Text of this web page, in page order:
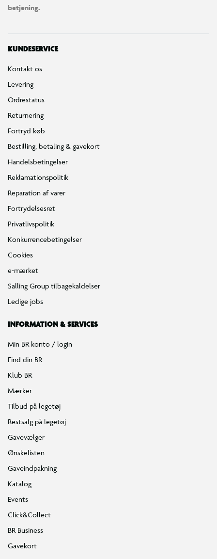
betjening.
KUNDESERVICE
Kontakt os
Levering
Ordrestatus
Returnering
Fortryd køb
Bestilling, betaling & gavekort
Handelsbetingelser
Reklamationspolitik
Reparation af varer
Fortrydelsesret
Privatlivspolitik
Konkurrencebetingelser
Cookies
e-mærket
Salling Group tilbagekaldelser
Ledige jobs
INFORMATION & SERVICES
Min BR konto / login
Find din BR
Klub BR
Mærker
Tilbud på legetøj
Restsalg på legetøj
Gavevælger
Ønskelisten
Gaveindpakning
Katalog
Events
Click&Collect
BR Business
Gavekort